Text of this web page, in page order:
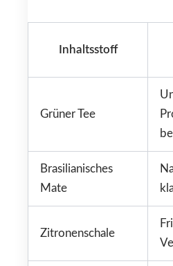
Inhaltsstoff
Grüner Tee
Brasilianisches
Mate
Zitronenschale